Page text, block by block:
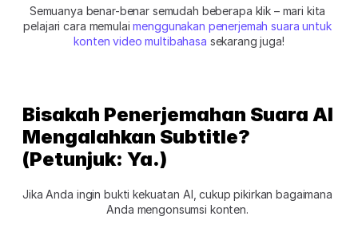
Semuanya benar-benar semudah beberapa klik – mari kita
pelajari cara memulai menggunakan penerjemah suara untuk
konten video multibahasa sekarang juga!
Bisakah Penerjemahan Suara AI
Mengalahkan Subtitle?
(Petunjuk: Ya.)
Jika Anda ingin bukti kekuatan AI, cukup pikirkan bagaimana
Anda mengonsumsi konten.